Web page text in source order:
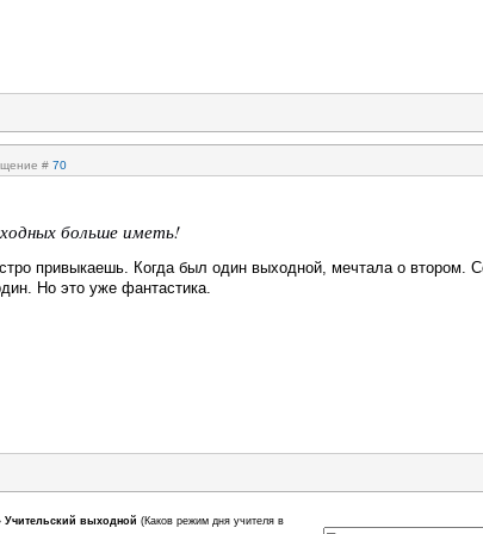
# 70
больше иметь!
привыкаешь. Когда был один выходной, мечтала о втором.
Но это уже фантастика.
Учительский выходной (Каков режим дня учителя в